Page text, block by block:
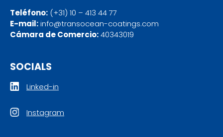
Teléfono: (+31) 10 – 413 44 77
E-mail:info@transocean-coatings.com
Cámara de Comercio:40343019
SOCIALS
Linked-in
Instagram